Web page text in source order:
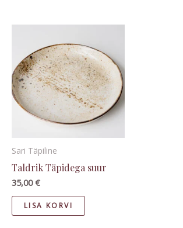
Sari Täpiline
Taldrik Täpidega suur
35,00€
LISA KORVI